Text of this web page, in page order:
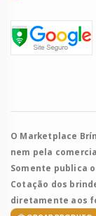
O Marketplace
nem pela
Somente publica
Cotação dos
diretamente aos